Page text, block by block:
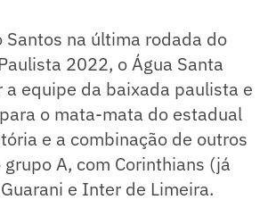
Santos na última rodada do
2022, o Água Santa
a equipe da baixada paulista e
o mata-mata do estadual
e a combinação de outros
A, com Corinthians (já
e Inter de Limeira.